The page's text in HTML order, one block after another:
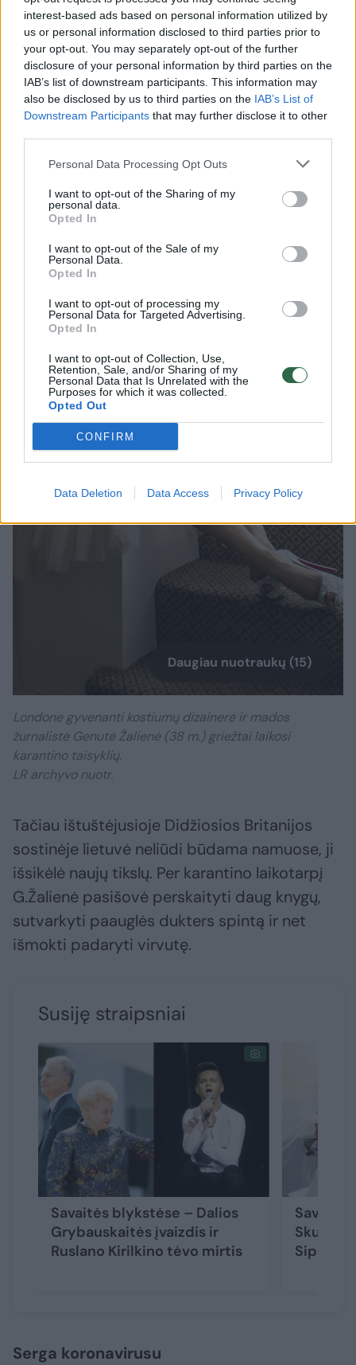
interest-based ads based on personal information utilized by
us or personal information disclosed to third parties prior to
your opt-out. You may separately opt-out of the further
disclosure of your personal information by third parties on the
IAB’s list of downstream participants. This information may
also be disclosed by us to third parties on the IAB’s List of
Downstream Participants that may further disclose it to other
Personal Data Processing Opt Outs
I want to opt-out of the Sharing of my
personal data.
Opted In
I want to opt-out of the Sale of my
Personal Data.
Opted In
I want to opt-out of processing my
Personal Data for Targeted Advertising.
Opted In
I want to opt-out of Collection, Use,
Retention, Sale, and/or Sharing of my
Personal Data that Is Unrelated with the
Purposes for which it was collected.
Opted Out
CONFIRM
Data Deletion Data Access Privacy Policy
Londone gyvenanti kostiumų dizainerė ir
mados žurnalistė Genutė Žalienė (38 m.)
griežtai laikosi karantino taisyklių. Anot
moters, ji neišeina net į parką – to pageidauja
jos vyras britų verslininkas Raymondas
Bloomfieldas (63 m.).
Daugiau nuotraukų (15)
Londone gyvenanti kostiumų dizainerė ir mados
žurnalistė Genutė Žalienė (38 m.) griežtai laikosi
karantino taisyklių.
LR archyvo nuotr.
Tačiau ištuštėjusioje Didžiosios Britanijos
sostinėje lietuvė neliūdi būdama namuose, ji
išsikėlė naujų tikslų. Per karantino laikotarpį
G.Žalienė pasišovė perskaityti daug knygų,
sutvarkyti paauglės dukters spintą ir net
išmokti padaryti virvutę.
Susiję straipsniai
Savaitės blykstėse – Dalios
Grybauskaitės įvaizdis ir
Ruslano Kirilkino tėvo mirtis
Skučo
Siparės
Serga koronavirusu